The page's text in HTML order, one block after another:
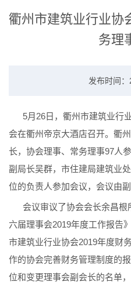
衢州市建筑业行业协
务理
发布时间
5月26日，衢州市建筑业行
会在衢州帝京大酒店召开。衢
长，协会理事、常务理事97人
副局长吴群，市住建局建筑业
位的负责人参加会议，会议由副
会议审议了协会会长余昌根
六届理事会2019年度工作报告
市建筑业行业协会2019年度财
作的协会完善财务管理制度的
位和变更理事会副会长的名单